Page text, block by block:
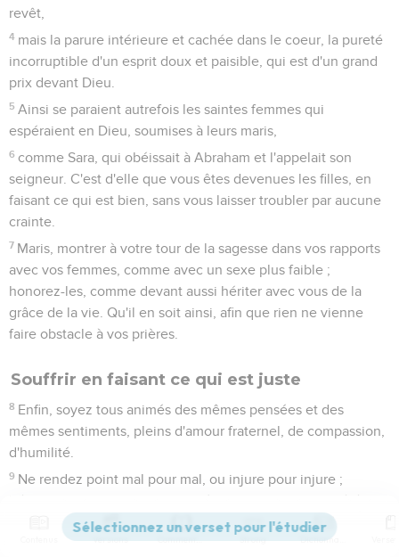
revêt,
4 mais la parure intérieure et cachée dans le coeur, la pureté
incorruptible d'un esprit doux et paisible, qui est d'un grand
prix devant Dieu.
5 Ainsi se paraient autrefois les saintes femmes qui
espéraient en Dieu, soumises à leurs maris,
6 comme Sara, qui obéissait à Abraham et l'appelait son
seigneur. C'est d'elle que vous êtes devenues les filles, en
faisant ce qui est bien, sans vous laisser troubler par aucune
crainte.
7 Maris, montrer à votre tour de la sagesse dans vos rapports
avec vos femmes, comme avec un sexe plus faible ;
honorez-les, comme devant aussi hériter avec vous de la
grâce de la vie. Qu'il en soit ainsi, afin que rien ne vienne
faire obstacle à vos prières.
Souffrir en faisant ce qui est juste
8 Enfin, soyez tous animés des mêmes pensées et des
mêmes sentiments, pleins d'amour fraternel, de compassion,
d'humilité.
9 Ne rendez point mal pour mal, ou injure pour injure ;
bénissez, au contraire, car c'est à cela que vous avez été
appelés, afin d'hériter la bénédiction.
Versions Commentaires Strong